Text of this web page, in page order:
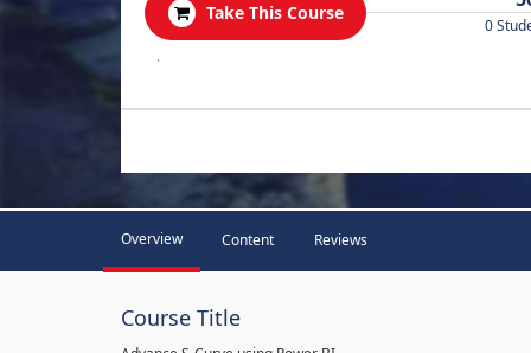
Take This Course
0
.
Overview Content Reviews
Course Title